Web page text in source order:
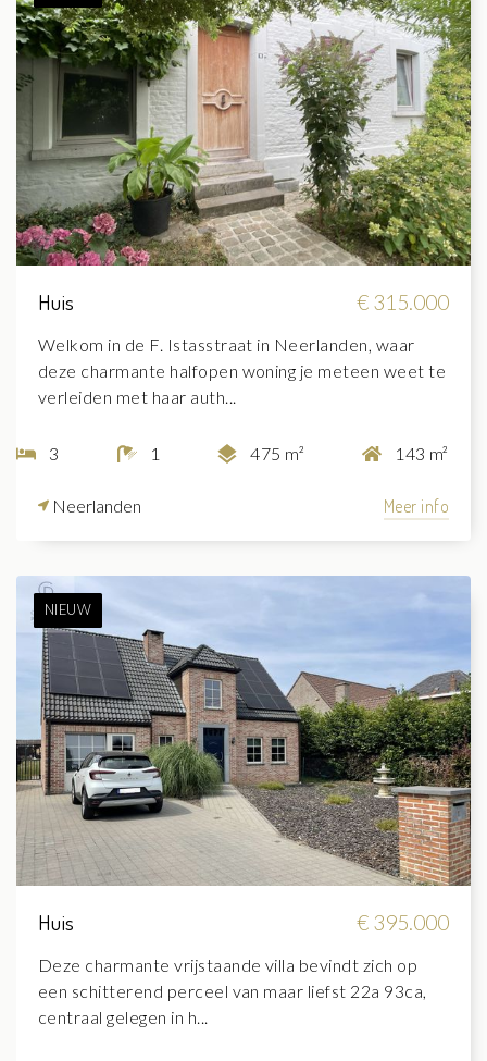
Huis € 315.000
Welkom in de F. Istasstraat in Neerlanden, waar
deze charmante halfopen woning je meteen weet te
verleiden met haar auth...
3 1 475 m² 143 m²
Neerlanden Meer info
NIEUW
Huis € 395.000
Deze charmante vrijstaande villa bevindt zich op
een schitterend perceel van maar liefst 22a 93ca,
centraal gelegen in h...